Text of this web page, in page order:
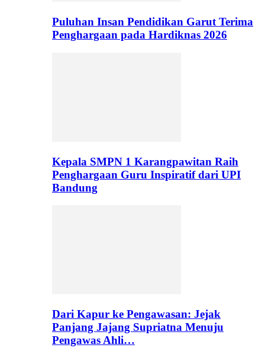
Puluhan Insan Pendidikan Garut Terima
Penghargaan pada Hardiknas 2026
Kepala SMPN 1 Karangpawitan Raih
Penghargaan Guru Inspiratif dari UPI
Bandung
Dari Kapur ke Pengawasan: Jejak
Panjang Jajang Supriatna Menuju
Pengawas Ahli…